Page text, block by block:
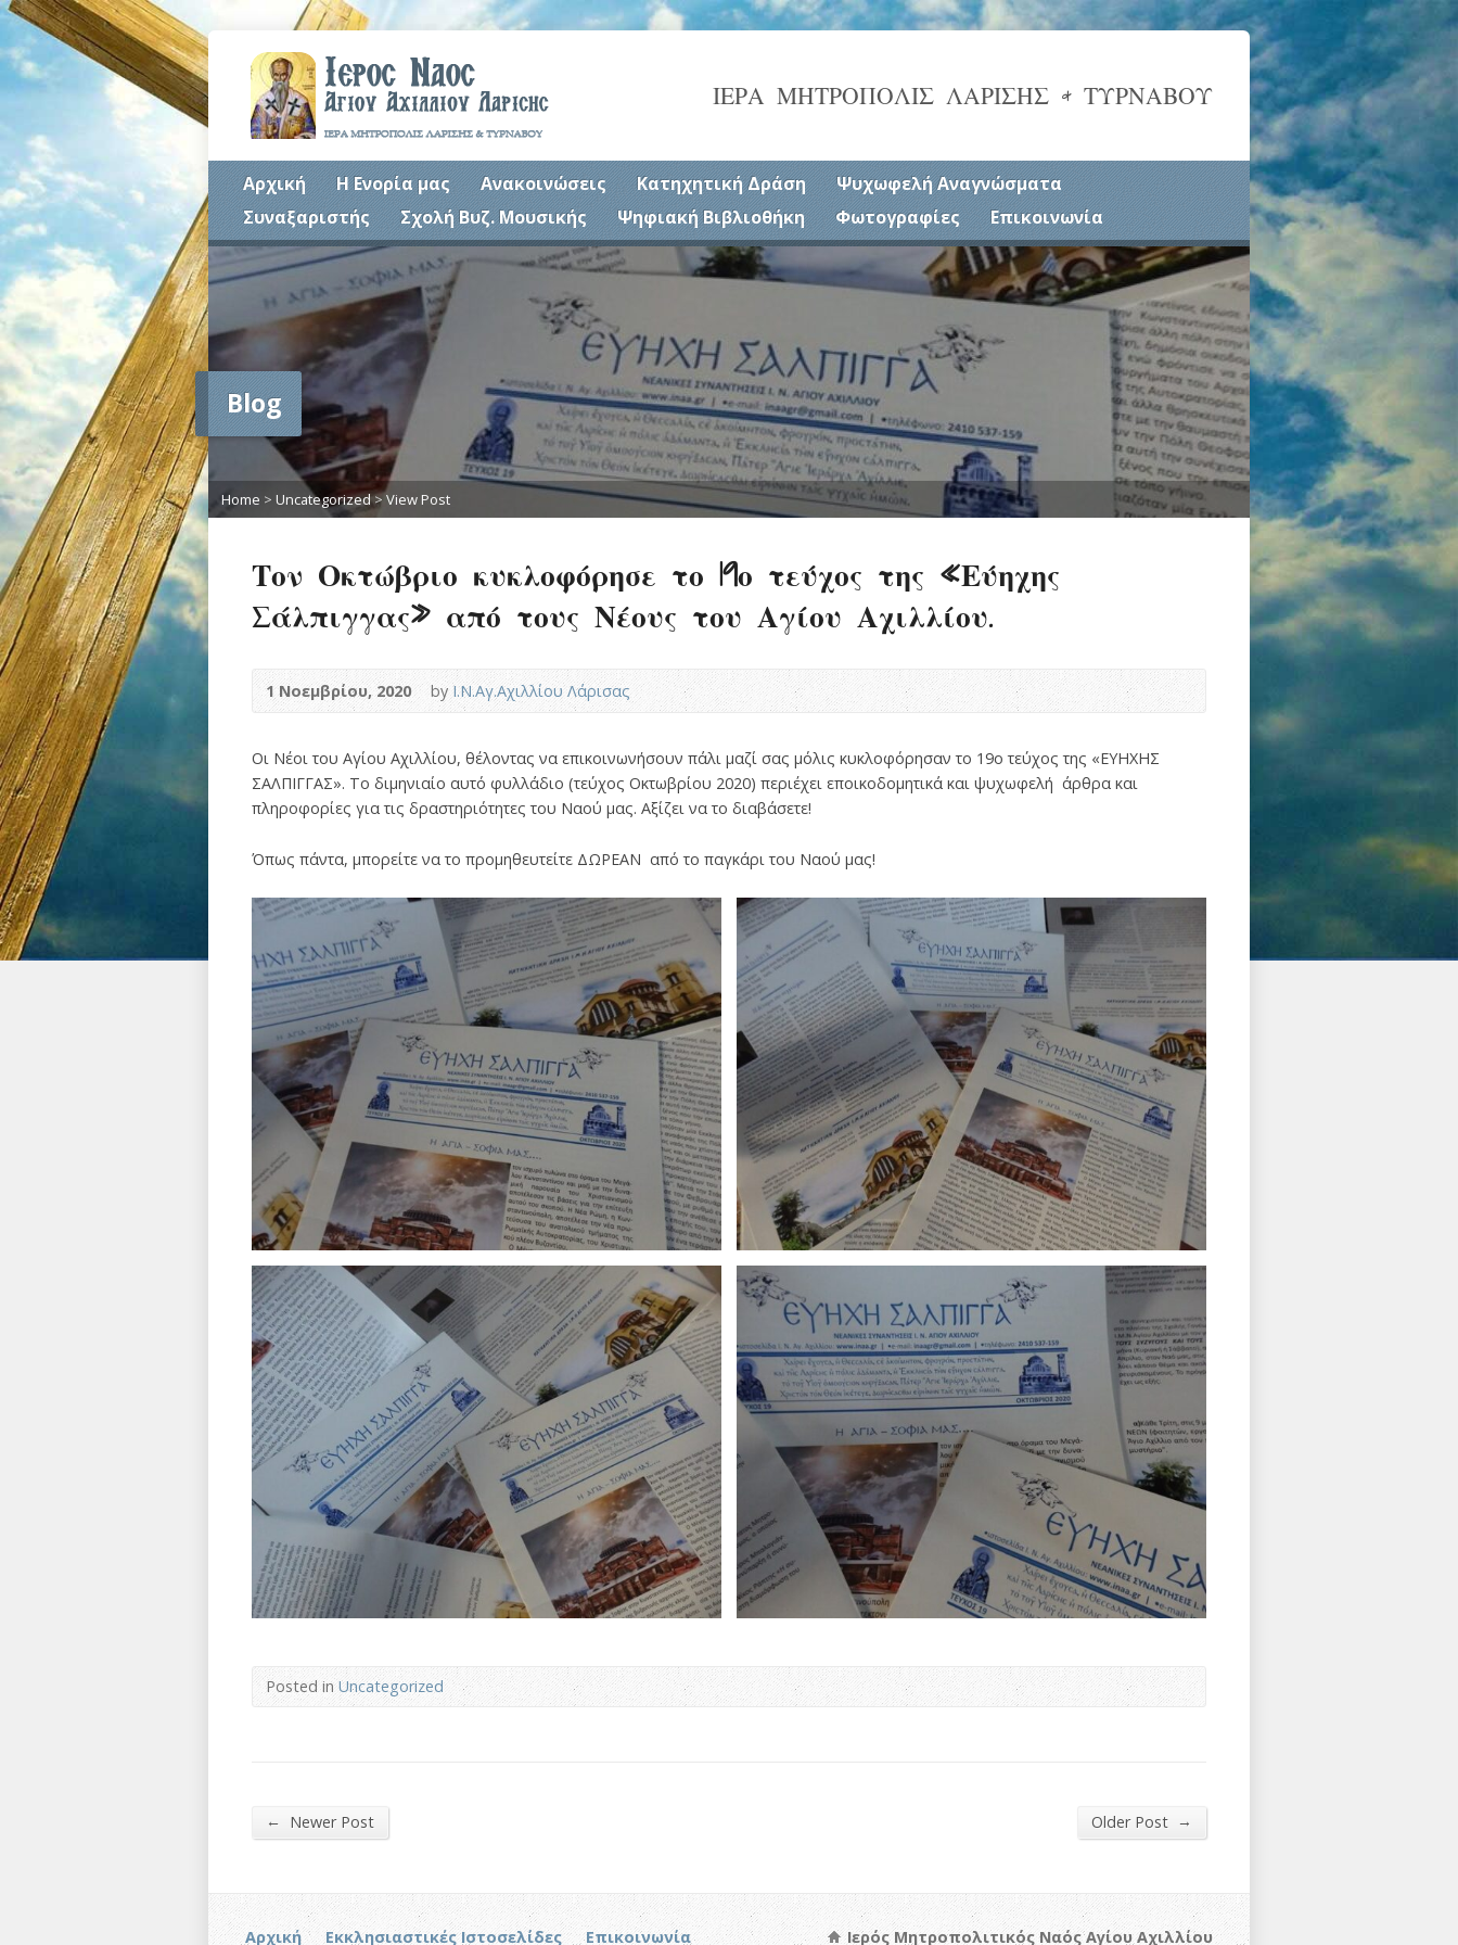
ΙΕΡΑ ΜΗΤΡΟΠΟΛΙΣ ΛΑΡΙΣΗΣ & ΤΥΡΝΑΒΟΥ
Αρχική Η Ενορία μας Ανακοινώσεις Κατηχητική Δράση
Ψυχωφελή Αναγνώσματα
Συναξαριστής
Σχολή Βυζ. Μουσικής Ψηφιακή Βιβλιοθήκη Φωτογραφίες Επικοινωνία
Blog
Home > Uncategorized>View Post
Τον Οκτώβριο κυκλοφόρησε το 19ο τεύχος της «Εύηχης
Σάλπιγγας» από τους Νέους του Αγίου Αχιλλίου.
1 Νοεμβρίου, 2020 by Ι.Ν.Αγ.Αχιλλίου Λάρισας
Οι Νέοι του Αγίου Αχιλλίου, θέλοντας να επικοινωνήσουν πάλι μαζί σας μόλις κυκλοφόρησαν το 19ο τεύχος της «ΕΥΗΧΗΣ
ΣΑΛΠΙΓΓΑΣ». Το διμηνιαίο αυτό φυλλάδιο (τεύχος Οκτωβρίου 2020) περιέχει εποικοδομητικά και ψυχωφελή άρθρα και
πληροφορίες για τις δραστηριότητες του Ναού μας. Αξίζει να το διαβάσετε!
Όπως πάντα, μπορείτε να το προμηθευτείτε ΔΩΡΕΑΝ από το παγκάρι του Ναού μας!
Posted inUncategorized
← Newer Post Older Post →
Αρχική Εκκλησιαστικές Ιστοσελίδες Επικοινωνία Ιερός Μητροπολιτικός Ναός Αγίου Αχιλλίου